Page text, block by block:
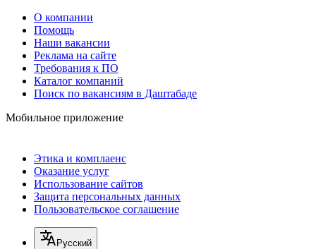
О компании
Помощь
Наши вакансии
Реклама на сайте
Требования к ПО
Каталог компаний
Поиск по вакансиям в Даштабаде
Мобильное приложение
Этика и комплаенс
Оказание услуг
Использование сайтов
Защита персональных данных
Пользовательское соглашение
Русский